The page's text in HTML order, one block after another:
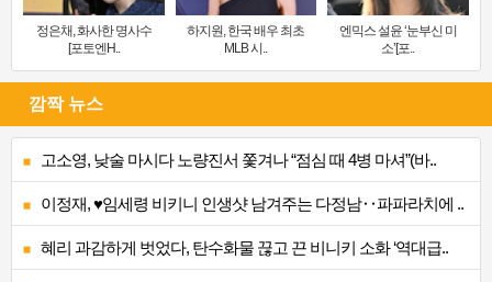
정은채, 화사한 명사수
[포토엔H..
하지원, 한국 배우 최초
MLB 시..
엔믹스 설윤 ‘눈부신 미
소’[포..
깜짝 뉴스
고소영, 낮술 마시다 노량진서 쫓겨나 “점심 때 4병 마셔”(바..
이정재, ♥임세령 비키니 인생샷 남겨주는 다정남‥파파라치에 ..
혜리 과감하게 벗었다, 탄수화물 끊고 끈 비니키 소화 ‘역대급..